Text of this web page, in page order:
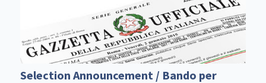
Selection Announcement / Bando per